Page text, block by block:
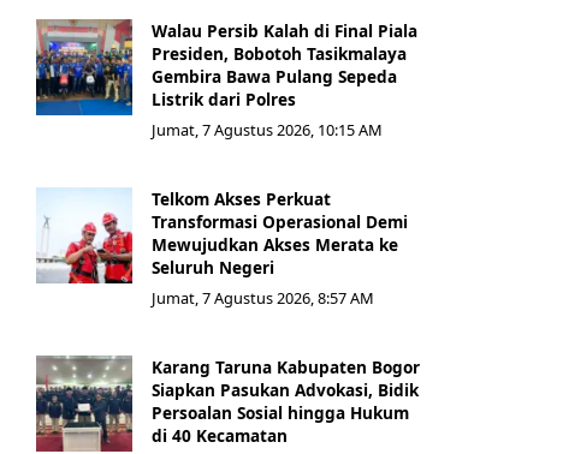
Walau Persib Kalah di Final Piala
Presiden, Bobotoh Tasikmalaya
Gembira Bawa Pulang Sepeda
Listrik dari Polres
Jumat, 7 Agustus 2026, 10:15 AM
Telkom Akses Perkuat
Transformasi Operasional Demi
Mewujudkan Akses Merata ke
Seluruh Negeri
Jumat, 7 Agustus 2026, 8:57 AM
Karang Taruna Kabupaten Bogor
Siapkan Pasukan Advokasi, Bidik
Persoalan Sosial hingga Hukum
di 40 Kecamatan